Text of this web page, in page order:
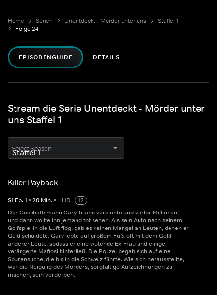
Home Serien Unentdeckt - Mörder unter uns
Staffel 1
Folge 24
EPISODENGUIDE DETAILS
Stream die Serie Unentdeckt - Mörder unter
uns Staffel 1
Select Season
Killer Payback
S1 Ep.1 • 20 Min. • HD
12
Der Geschäftsmann Gary Triano verdiente und verlor Millionen,
und dann wollte ihn jemand tot sehen. Als sein Auto nach seinem
Golfspiel in die Luft flog, gab es keinen Mangel an Leuten, denen er
Geld schuldete. Gary lebte auf großem Fuß, oft mit dem Geld
anderer Leute, sodass er eine wütende Ex-Frau und einige
verärgerte Mafiosi hinterließ. Die Polizei begab sich auf eine
Spurensuche, die bis in die Schweiz führte. Wie sich herausstellte,
war die Neigung des Mörders, sorgfältige Aufzeichnungen zu
machen, sein Verderben.